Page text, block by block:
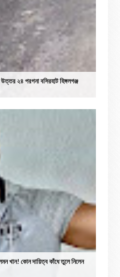
উত্তর ২৪ পরগনা বসিরহাট হিঙ্গলগঞ্জ
খান! কোন দায়িত্ব কাঁধে তুলে নিলেন